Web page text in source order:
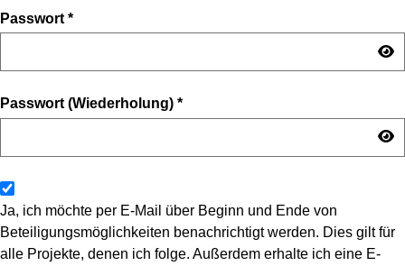
Passwort *
Passwort (Wiederholung) *
Ja, ich möchte per E-Mail über Beginn und Ende von
Beteiligungsmöglichkeiten benachrichtigt werden. Dies gilt für
alle Projekte, denen ich folge. Außerdem erhalte ich eine E-